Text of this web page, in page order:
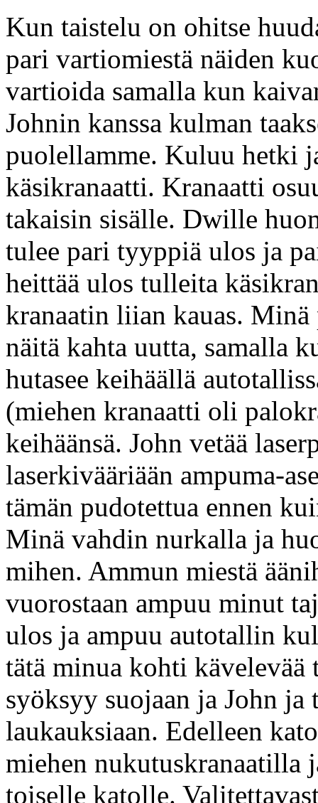
Kun taistelu on ohitse
pari vartiomiestä näiden
vartioida samalla kun
Johnin kanssa kulman
puolellamme. Kuluu hetki
käsikranaatti. Kranaatti
takaisin sisälle. Dwille
tulee pari tyyppiä ulos ja
heittää ulos tulleita
kranaatin liian kauas.
näitä kahta uutta, samalla
hutasee keihäällä
(miehen kranaatti oli
keihäänsä. John vetää
laserkivääriään ampuma-
tämän pudotettua ennen
Minä vahdin nurkalla ja
mihen. Ammun miestä
vuorostaan ampuu minut
ulos ja ampuu autotallin
tätä minua kohti
syöksyy suojaan ja John ja
laukauksiaan. Edelleen
miehen nukutuskranaatilla
toiselle katolle.